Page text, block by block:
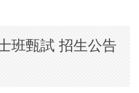
班甄試 招生公告